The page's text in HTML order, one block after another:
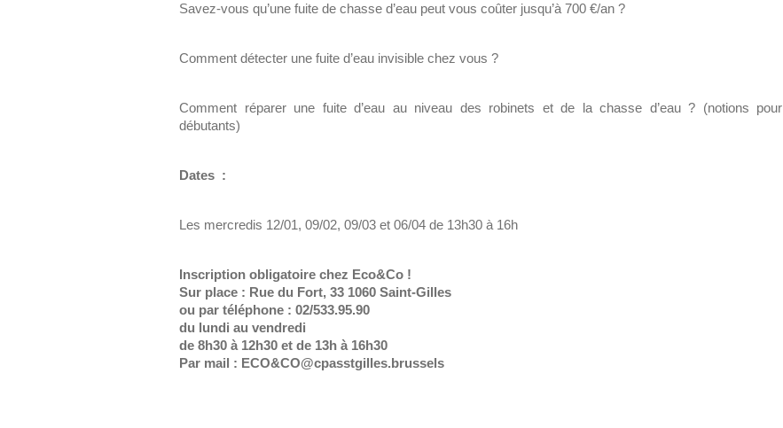
Savez-vous qu’une fuite de chasse d’eau peut vous coûter jusqu’à 700 €/an ?
Comment détecter une fuite d’eau invisible chez vous ?
Comment réparer une fuite d’eau au niveau des robinets et de la chasse d’eau ? (notions pour
débutants)
Dates :
Les mercredis 12/01, 09/02, 09/03 et 06/04 de 13h30 à 16h
Inscription obligatoire chez Eco&Co !
Sur place : Rue du Fort, 33 1060 Saint-Gilles
ou par téléphone : 02/533.95.90
du lundi au vendredi
de 8h30 à 12h30 et de 13h à 16h30
Par mail : ECO&CO@cpasstgilles.brussels